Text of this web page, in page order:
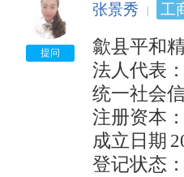
被列入经营异常名
中，同时建立部
工商行政管理机
关部门，形成“一
企业今后在、政
企业法人、负责
束机制的影响。
提问
张景秀 工
歙县平和
法人代表
统一社会信用代码：
注册资本：	500.00万元
成立日期	2014-01-24
登记状态：	正常